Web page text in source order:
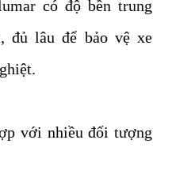
có độ bền trung
đủ lâu để bảo vệ xe
với nhiều đối tượng